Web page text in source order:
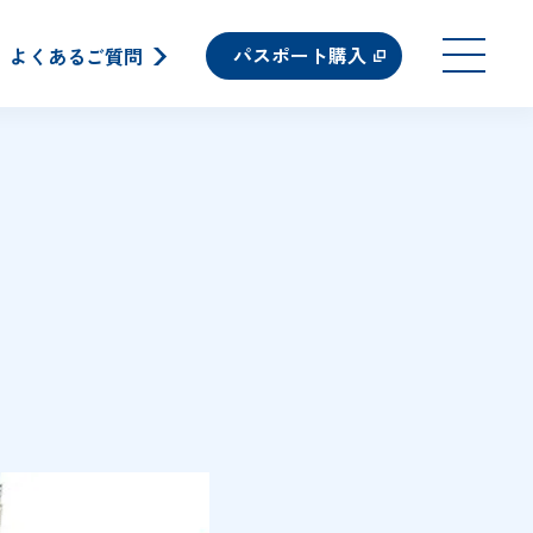
よくあるご質問 パスポート購入